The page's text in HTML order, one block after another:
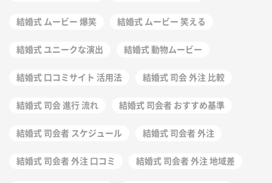
結婚式 ムービー 爆笑 結婚式 ムービー 笑える
結婚式 ユニークな演出 結婚式 動物ムービー
結婚式 口コミサイト 活用法 結婚式 司会 外注 比較
結婚式 司会 進行 流れ 結婚式 司会者 おすすめ基準
結婚式 司会者 スケジュール 結婚式 司会者 外注
結婚式 司会者 外注 口コミ 結婚式 司会者 外注 地域差